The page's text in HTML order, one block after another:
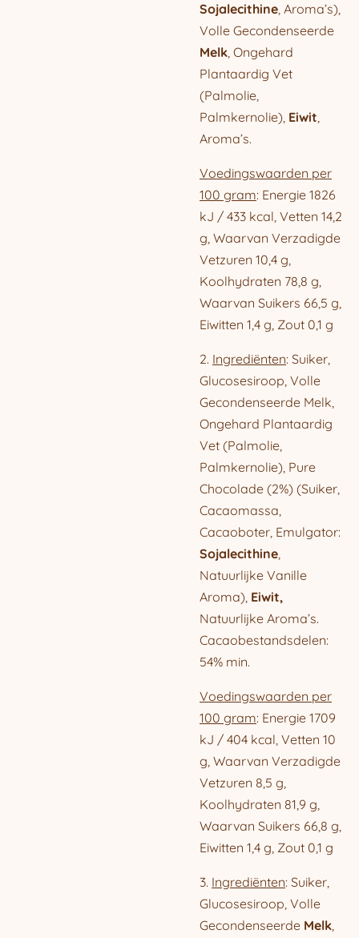
Sojalecithine, Aroma’s),
Volle Gecondenseerde
Melk, Ongehard
Plantaardig Vet
(Palmolie,
Palmkernolie), Eiwit,
Aroma’s.
Voedingswaarden per
100 gram: Energie 1826
kJ / 433 kcal, Vetten 14,2
g, Waarvan Verzadigde
Vetzuren 10,4 g,
Koolhydraten 78,8 g,
Waarvan Suikers 66,5 g,
Eiwitten 1,4 g, Zout 0,1 g
2. Ingrediënten: Suiker,
Glucosesiroop, Volle
Gecondenseerde Melk,
Ongehard Plantaardig
Vet (Palmolie,
Palmkernolie), Pure
Chocolade (2%) (Suiker,
Cacaomassa,
Cacaoboter, Emulgator:
Sojalecithine,
Natuurlijke Vanille
Aroma), Eiwit,
Natuurlijke Aroma’s.
Cacaobestandsdelen:
54% min.
Voedingswaarden per
100 gram: Energie 1709
kJ / 404 kcal, Vetten 10
g, Waarvan Verzadigde
Vetzuren 8,5 g,
Koolhydraten 81,9 g,
Waarvan Suikers 66,8 g,
Eiwitten 1,4 g, Zout 0,1 g
3. Ingrediënten: Suiker,
Glucosesiroop, Volle
Gecondenseerde Melk,